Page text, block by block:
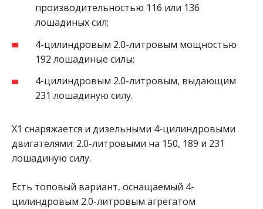
производительностью 116 или 136
лошадиных сил;
4-цилиндровым 2.0-литровым мощностью
192 лошадиные силы;
4-цилиндровым 2.0-литровым, выдающим
231 лошадиную силу.
X1 снаряжается и дизельными 4-цилиндровыми
двигателями: 2.0-литровыми на 150, 189 и 231
лошадиную силу.
Есть топовый вариант, оснащаемый 4-
цилиндровым 2.0-литровым агрегатом